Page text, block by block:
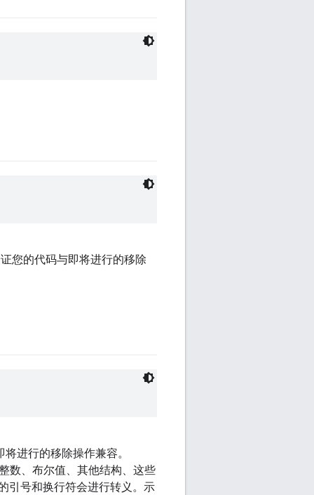
您的代码与即将进行的移除
进行的移除操作兼容。
数、布尔值、其他结构、这些
引号和换行符会进行转义。示